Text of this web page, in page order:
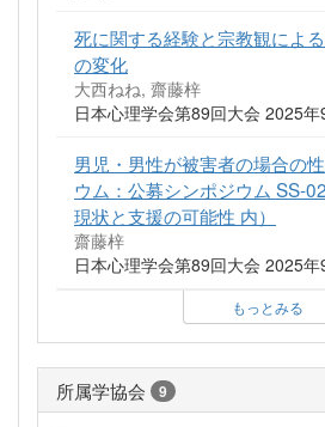
死に関する経験と宗教観によ
の変化
大西ねね, 齋藤梓
日本心理学会第89回大会 2025年
男児・男性が被害者の場合の
ウム：公募シンポジウム SS-
現状と支援の可能性 内）
齋藤梓
日本心理学会第89回大会 2025年
もっとみる
所属学協会 9